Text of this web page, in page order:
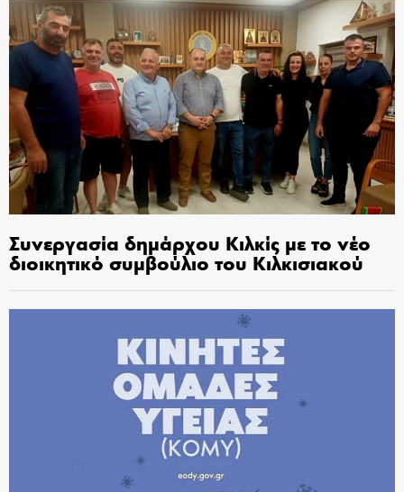
Συνεργασία δημάρχου Κιλκίς με το νέο
διοικητικό συμβούλιο του Κιλκισιακού